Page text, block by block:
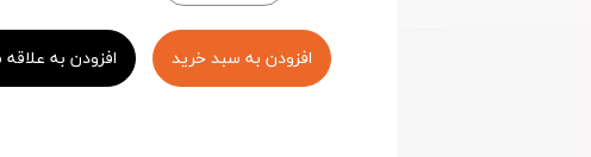
افزودن به سبد خرید افزودن به